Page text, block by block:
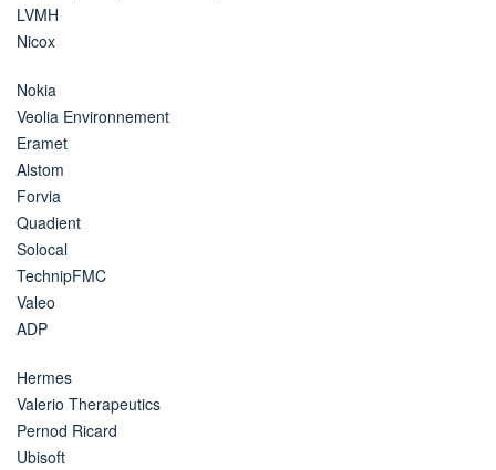
LVMH
Nicox
Nokia
Veolia Environnement
Eramet
Alstom
Forvia
Quadient
Solocal
TechnipFMC
Valeo
ADP
Hermes
Valerio Therapeutics
Pernod Ricard
Ubisoft